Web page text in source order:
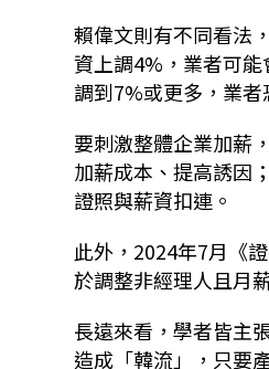
賴偉文則有不同看法
資上調4%，業者可
調到7%或更多，業者
要刺激整體企業加薪
加薪成本、提高誘因
證照與薪資扣連。
此外，2024年7月《
於調整非經理人且月
長遠來看，學者皆主
造成「韓流」，只要